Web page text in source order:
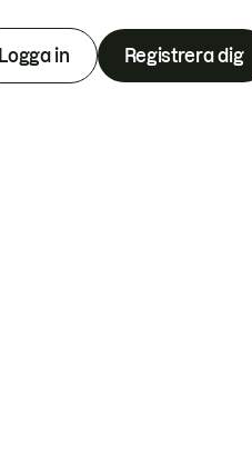
Logga in Registrera dig